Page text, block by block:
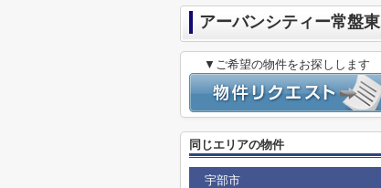
アーバンシティー常盤東
▼ご希望の物件をお探しします
同じエリアの物件
宇部市